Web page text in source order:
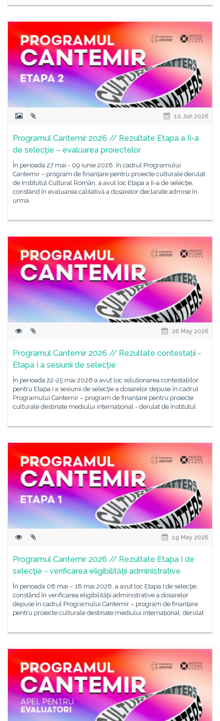
10 Jun 2026
Programul Cantemir 2026 // Rezultate Etapa a II-a
de selecţie – evaluarea proiectelor
În perioada 27 mai - 09 iunie 2026, în cadrul Programului
Cantemir – program de finanțare pentru proiecte culturale derulat
de Institutul Cultural Român, a avut loc Etapa a II-a de selecţie,
constând în evaluarea calitativă a dosarelor declarate admise în
urma
26 May 2026
Programul Cantemir 2026 // Rezultate contestații -
Etapa I a sesiunii de selecţie
În perioada 22-25 mai 2026 a avut loc soluționarea contestațiilor
pentru Etapa I a sesiunii de selecţie a dosarelor depuse în cadrul
Programului Cantemir – program de finanțare pentru proiecte
culturale destinate mediului internațional - derulat de Institutul
19 May 2026
Programul Cantemir 2026 // Rezultate Etapa I de
selecţie - verificarea eligibilităţii administrative
În perioada 08 mai – 18 mai 2026, a avut loc Etapa I de selecţie,
constând în verificarea eligibilităţii administrative a dosarelor
depuse în cadrul Programului Cantemir – program de finanțare
pentru proiecte culturale destinate mediului internațional, derulat